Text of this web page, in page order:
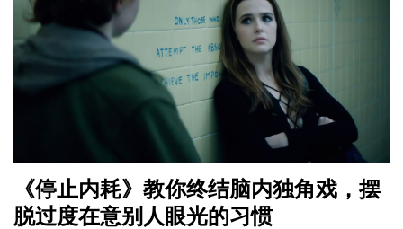
《停止内耗》教你终结脑内独角戏，摆
脱过度在意别人眼光的习惯